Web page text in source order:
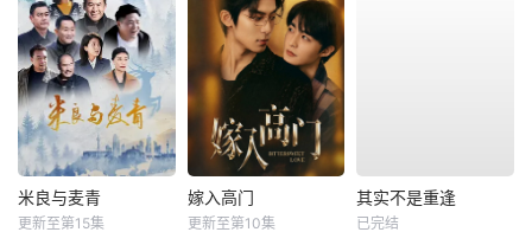
米良与麦青
更新至第15集
嫁入高门
更新至第10集
其实不是重逢
已完结